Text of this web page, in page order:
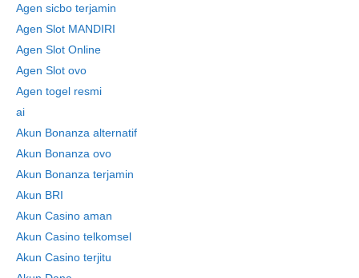
Agen sicbo terjamin
Agen Slot MANDIRI
Agen Slot Online
Agen Slot ovo
Agen togel resmi
ai
Akun Bonanza alternatif
Akun Bonanza ovo
Akun Bonanza terjamin
Akun BRI
Akun Casino aman
Akun Casino telkomsel
Akun Casino terjitu